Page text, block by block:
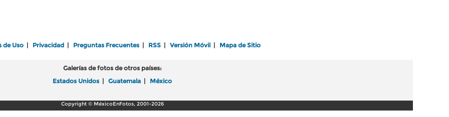
de Uso Privacidad Preguntas Frecuentes RSS Versión Móvil Mapa de Sitio
Galerías de fotos de otros países:
Estados Unidos
Guatemala México
Copyright © MéxicoEnFotos, 2001-2026